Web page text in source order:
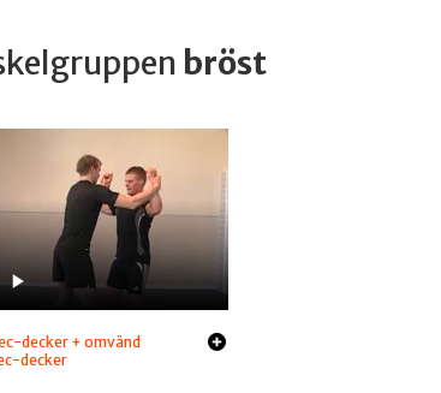
bröst
decker + omvänd
decker